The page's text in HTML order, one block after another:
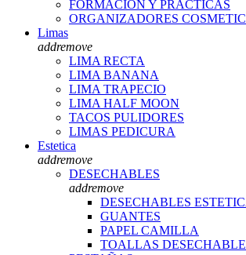
FORMACION Y PRACTICAS
ORGANIZADORES
Limas
addremove
LIMA RECTA
LIMA BANANA
LIMA TRAPECIO
LIMA HALF MOON
TACOS PULIDORES
LIMAS PEDICURA
Estetica
addremove
DESECHABLES
addremove
DESECHABLES
GUANTES
PAPEL CAMILLA
TOALLAS